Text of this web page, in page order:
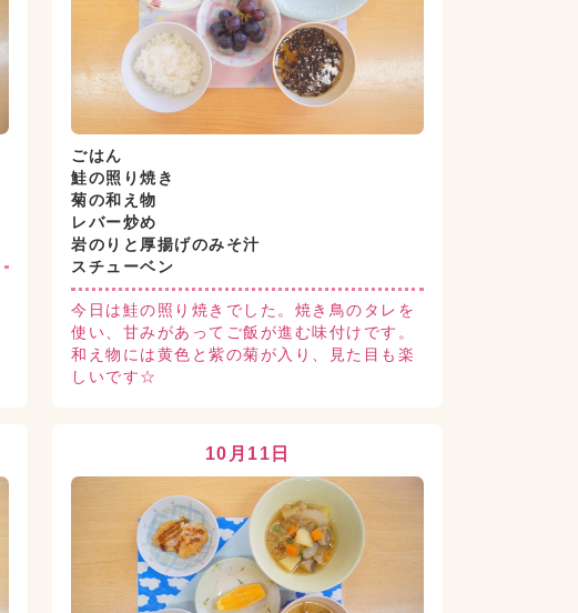
ごはん
鮭の照り焼き
菊の和え物
レバー炒め
岩のりと厚揚げのみそ汁
スチューベン
今日は鮭の照り焼きでした。焼き鳥のタレを
使い、甘みがあってご飯が進む味付けです。
和え物には黄色と紫の菊が入り、見た目も楽
しいです☆
10月11日